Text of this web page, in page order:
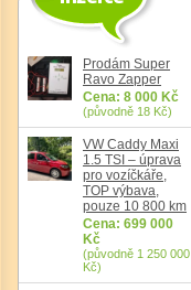
Prodám Super
Ravo Zapper
Cena: 8 000 Kč
(původně 18 Kč)
VW Caddy Maxi
1.5 TSI – úprava
pro vozíčkáře,
TOP výbava,
pouze 10 800 km
Cena: 699 000
Kč
(původně 1 250 000
Kč)